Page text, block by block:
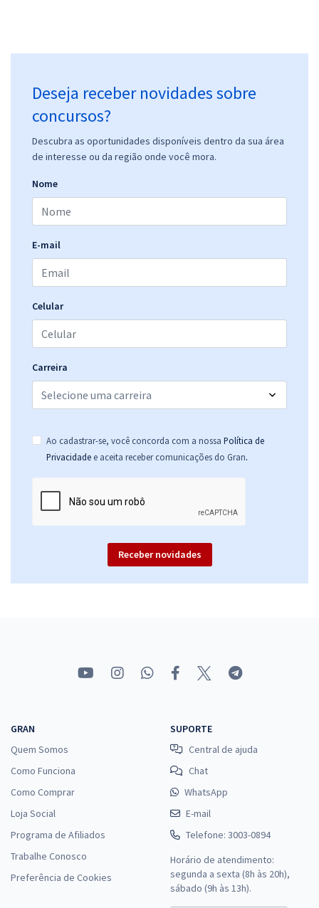
Deseja receber novidades sobre
concursos?
Descubra as oportunidades disponíveis dentro da sua área
de interesse ou da região onde você mora.
Nome
E-mail
Celular
Carreira
Ao cadastrar-se, você concorda com a nossa Política de
Privacidade e aceita receber comunicações do Gran.
Receber novidades
GRAN
Quem Somos
Como Funciona
Como Comprar
Loja Social
Programa de Afiliados
Trabalhe Conosco
Preferência de Cookies
SUPORTE
Central de ajuda
Chat
WhatsApp
E-mail
Telefone: 3003-0894
Horário de atendimento:
segunda a sexta (8h às 20h),
sábado (9h às 13h).